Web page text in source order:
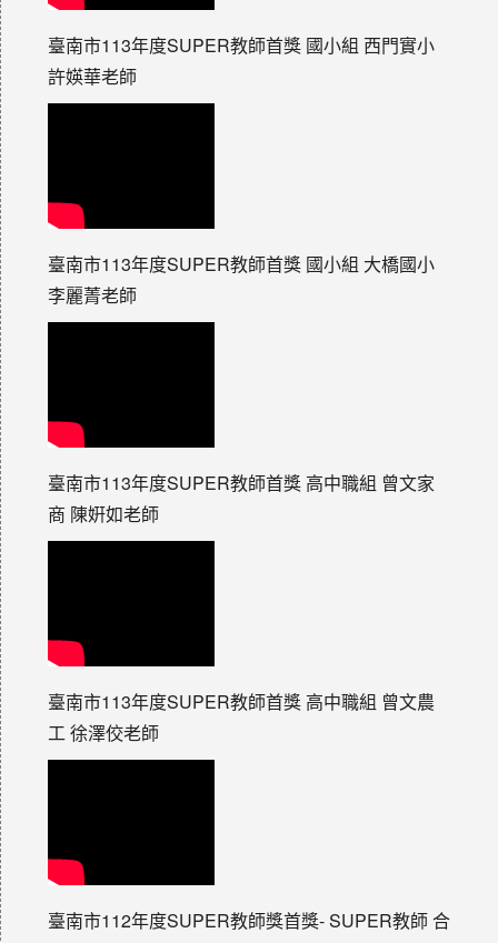
臺南市113年度SUPER教師首獎 國小組 西門實小
許媖華老師
臺南市113年度SUPER教師首獎 國小組 大橋國小
李麗菁老師
臺南市113年度SUPER教師首獎 高中職組 曾文家
商 陳姸如老師
臺南市113年度SUPER教師首獎 高中職組 曾文農
工 徐澤佼老師
臺南市112年度SUPER教師獎首獎- SUPER教師 合